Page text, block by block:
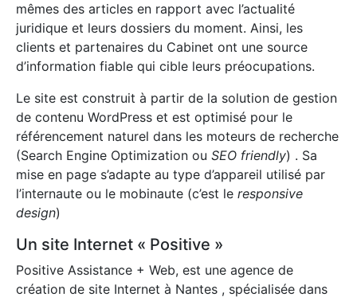
mêmes des articles en rapport avec l’actualité
juridique et leurs dossiers du moment. Ainsi, les
clients et partenaires du Cabinet ont une source
d’information fiable qui cible leurs préocupations.
Le site est construit à partir de la solution de gestion
de contenu WordPress et est optimisé pour le
référencement naturel dans les moteurs de recherche
(Search Engine Optimization ou SEO friendly) . Sa
mise en page s’adapte au type d’appareil utilisé par
l’internaute ou le mobinaute (c’est le responsive
design)
Un site Internet « Positive »
Positive Assistance + Web, est une agence de
création de site Internet à Nantes , spécialisée dans